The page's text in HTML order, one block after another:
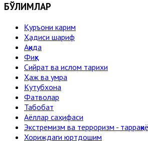
БЎЛИМЛАР
Қуръони карим
Ҳадиси шариф
Ақида
Фиқҳ
Сийрат ва ислом тарихи
Ҳаж ва умра
Кутубхона
Фатволар
Табобат
Аёллар саҳифаси
Экстремизм ва терроризм -
Хориждаги юртдошим